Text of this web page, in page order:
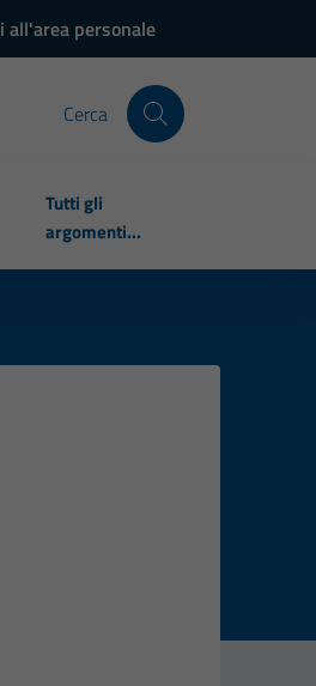
all'area personale
Cerca
Tutti gli
argomenti...